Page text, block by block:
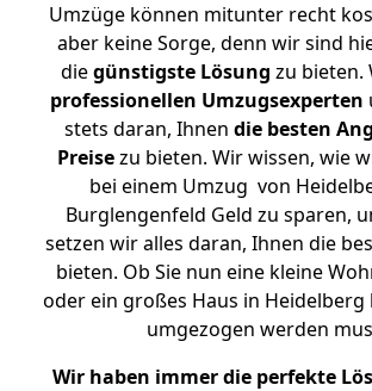
Umzüge können mitunter recht
aber keine Sorge, denn wir sind
diegünstigste Lösung zu bieten.
professionellen Umzugsexperten
stets daran, Ihnen die besten
Preisezu bieten. Wir wissen, wie
bei einem Umzug von
Burglengenfeld Geld zu sparen,
setzen wir alles daran, Ihnen die
bieten. Ob Sie nun eine kleine
oder ein großes Haus in Heidelberg
umgezogen werden
Wir haben immer die perfekte